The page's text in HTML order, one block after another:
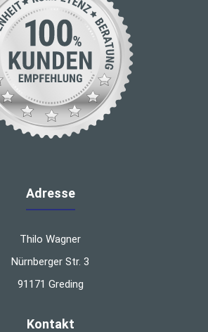
Adresse
Thilo Wagner
Nürnberger Str. 3
91171 Greding
Kontakt